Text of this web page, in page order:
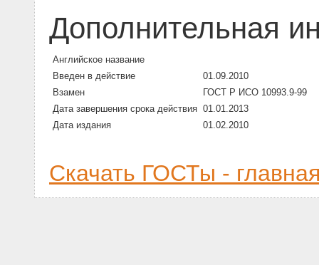
Дополнительная
Английское название
Введен в действие
01.09.2010
Взамен
ГОСТ Р ИСО 10993.9-99
Дата завершения срока действия 01.01.2013
Дата издания
01.02.2010
Скачать ГОСТы -